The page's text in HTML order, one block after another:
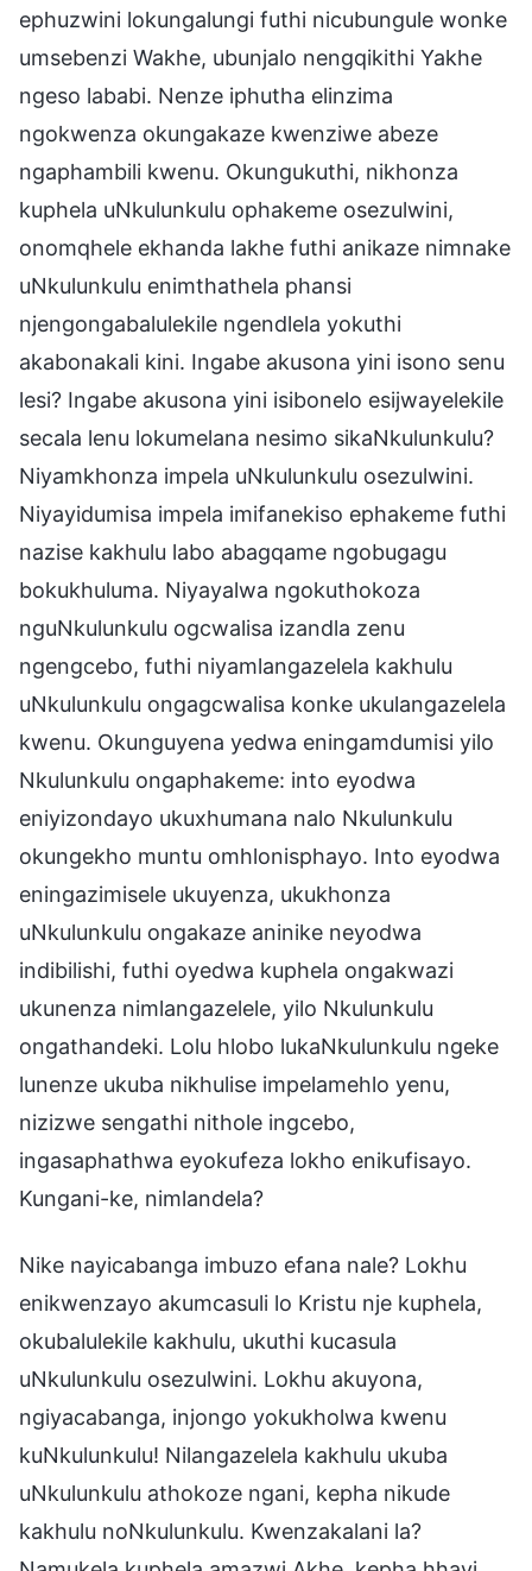
ephuzwini lokungalungi futhi nicubungule wonke
umsebenzi Wakhe, ubunjalo nengqikithi Yakhe
ngeso lababi. Nenze iphutha elinzima
ngokwenza okungakaze kwenziwe abeze
ngaphambili kwenu. Okungukuthi, nikhonza
kuphela uNkulunkulu ophakeme osezulwini,
onomqhele ekhanda lakhe futhi anikaze nimnake
uNkulunkulu enimthathela phansi
njengongabalulekile ngendlela yokuthi
akabonakali kini. Ingabe akusona yini isono senu
lesi? Ingabe akusona yini isibonelo esijwayelekile
secala lenu lokumelana nesimo sikaNkulunkulu?
Niyamkhonza impela uNkulunkulu osezulwini.
Niyayidumisa impela imifanekiso ephakeme futhi
nazise kakhulu labo abagqame ngobugagu
bokukhuluma. Niyayalwa ngokuthokoza
nguNkulunkulu ogcwalisa izandla zenu
ngengcebo, futhi niyamlangazelela kakhulu
uNkulunkulu ongagcwalisa konke ukulangazelela
kwenu. Okunguyena yedwa eningamdumisi yilo
Nkulunkulu ongaphakeme: into eyodwa
eniyizondayo ukuxhumana nalo Nkulunkulu
okungekho muntu omhlonisphayo. Into eyodwa
eningazimisele ukuyenza, ukukhonza
uNkulunkulu ongakaze aninike neyodwa
indibilishi, futhi oyedwa kuphela ongakwazi
ukunenza nimlangazelele, yilo Nkulunkulu
ongathandeki. Lolu hlobo lukaNkulunkulu ngeke
lunenze ukuba nikhulise impelamehlo yenu,
nizizwe sengathi nithole ingcebo,
ingasaphathwa eyokufeza lokho enikufisayo.
Kungani-ke, nimlandela?
Nike nayicabanga imbuzo efana nale? Lokhu
enikwenzayo akumcasuli lo Kristu nje kuphela,
okubalulekile kakhulu, ukuthi kucasula
uNkulunkulu osezulwini. Lokhu akuyona,
ngiyacabanga, injongo yokukholwa kwenu
kuNkulunkulu! Nilangazelela kakhulu ukuba
uNkulunkulu athokoze ngani, kepha nikude
kakhulu noNkulunkulu. Kwenzakalani la?